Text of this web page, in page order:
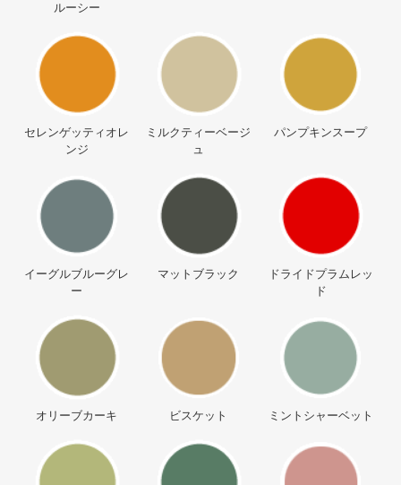
ルーシー
セレンゲッティオレ
ンジ
ミルクティーベージ
ュ
パンプキンスープ
イーグルブルーグレ
ー
マットブラック
ドライドプラムレッ
ド
オリーブカーキ ビスケット ミントシャーベット